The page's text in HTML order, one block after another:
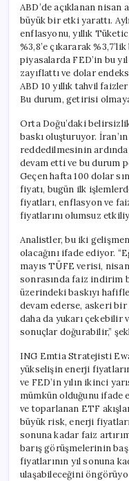
ABD’de açıklanan nisan
büyük bir etki yarattı.
enflasyonu, yıllık
%3,8’e çıkararak
piyasalarda FED’in bu
zayıflattı ve dolar
ABD 10 yıllık tahvil
Bu durum, getirisi
Orta Doğu’daki
baskı oluşturuyor.
reddedilmesinin
devam etti ve bu durum
Geçen hafta 100 dolar
fiyatı, bugün ilk
fiyatları, enflasyon ve
fiyatlarını olumsuz
Analistler, bu iki
olacağını ifade ediyor.
mayıs TÜFE verisi,
sonrasında faiz indirim
üzerindeki baskıyı
devam ederse, askeri bir
daha da yukarı çekebilir
sonuçlar doğurabilir,”
ING Emtia Stratejisti
yükselişin enerji
ve FED’in yılın ikinci
mümkün olduğunu ifade
ve toparlanan ETF
büyük risk, enerji
sonuna kadar faiz
barış görüşmelerinin
fiyatlarının yıl sonuna
ulaşabileceğini